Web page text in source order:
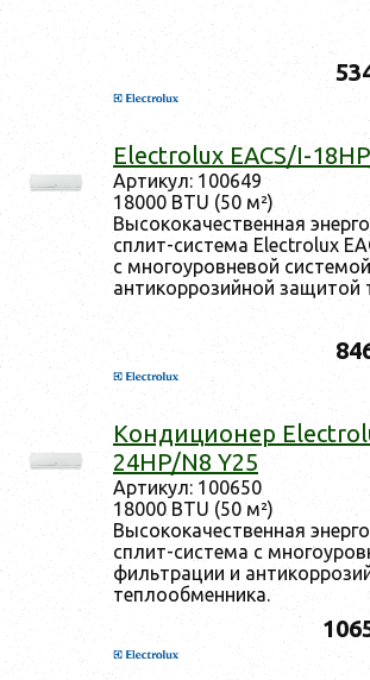
Electrolux EACS/I-
Ар­ти­кул: 100649
18000 BTU (50 м²)
Вы­соко­качес­твен­ная
сплит-сис­те­ма Electrolux
с мно­го­уров­не­вой
ан­ти­кор­ро­зий­ной за­щитой
Кон­ди­ци­онер
24HP/N8 Y25
Ар­ти­кул: 100650
18000 BTU (50 м²)
Вы­соко­качес­твен­ная
сплит-сис­те­ма с
филь­тра­ции и
теп­ло­об­менни­ка.